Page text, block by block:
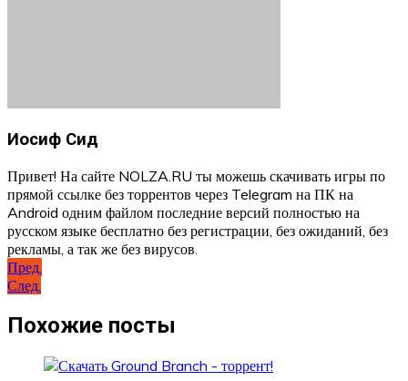
Иосиф Сид
Привет! На сайте NOLZA.RU ты можешь скачивать игры по
прямой ссылке без торрентов через Telegram на ПК на
Android одним файлом последние версий полностью на
русском языке бесплатно без регистрации, без ожиданий, без
рекламы, а так же без вирусов.
Навигация
по
записям
Пред.
След.
Похожие посты